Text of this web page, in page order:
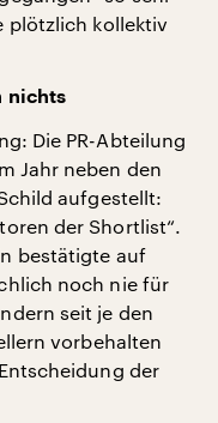
plötzlich kollektiv
nichts
Die PR-Abteilung
Jahr neben den
aufgestellt:
der Shortlist“.
bestätigte auf
noch nie für
seit je den
vorbehalten
der